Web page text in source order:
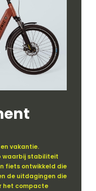
vakantie.
waarbij stabiliteit
fiets ontwikkeld die
de uitdagingen die
het compacte